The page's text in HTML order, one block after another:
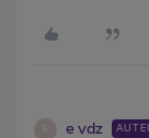
e vdz